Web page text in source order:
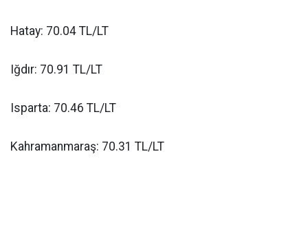
Hatay: 70.04 TL/LT
Iğdır: 70.91 TL/LT
Isparta: 70.46 TL/LT
Kahramanmaraş: 70.31 TL/LT